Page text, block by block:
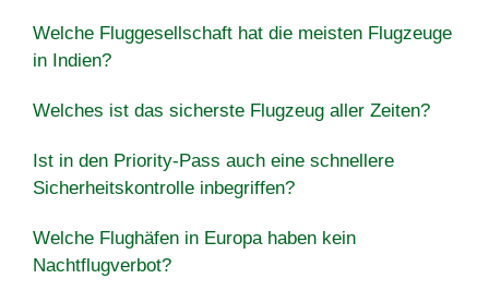
Welche Fluggesellschaft hat die meisten Flugzeuge
in Indien?
Welches ist das sicherste Flugzeug aller Zeiten?
Ist in den Priority-Pass auch eine schnellere
Sicherheitskontrolle inbegriffen?
Welche Flughäfen in Europa haben kein
Nachtflugverbot?